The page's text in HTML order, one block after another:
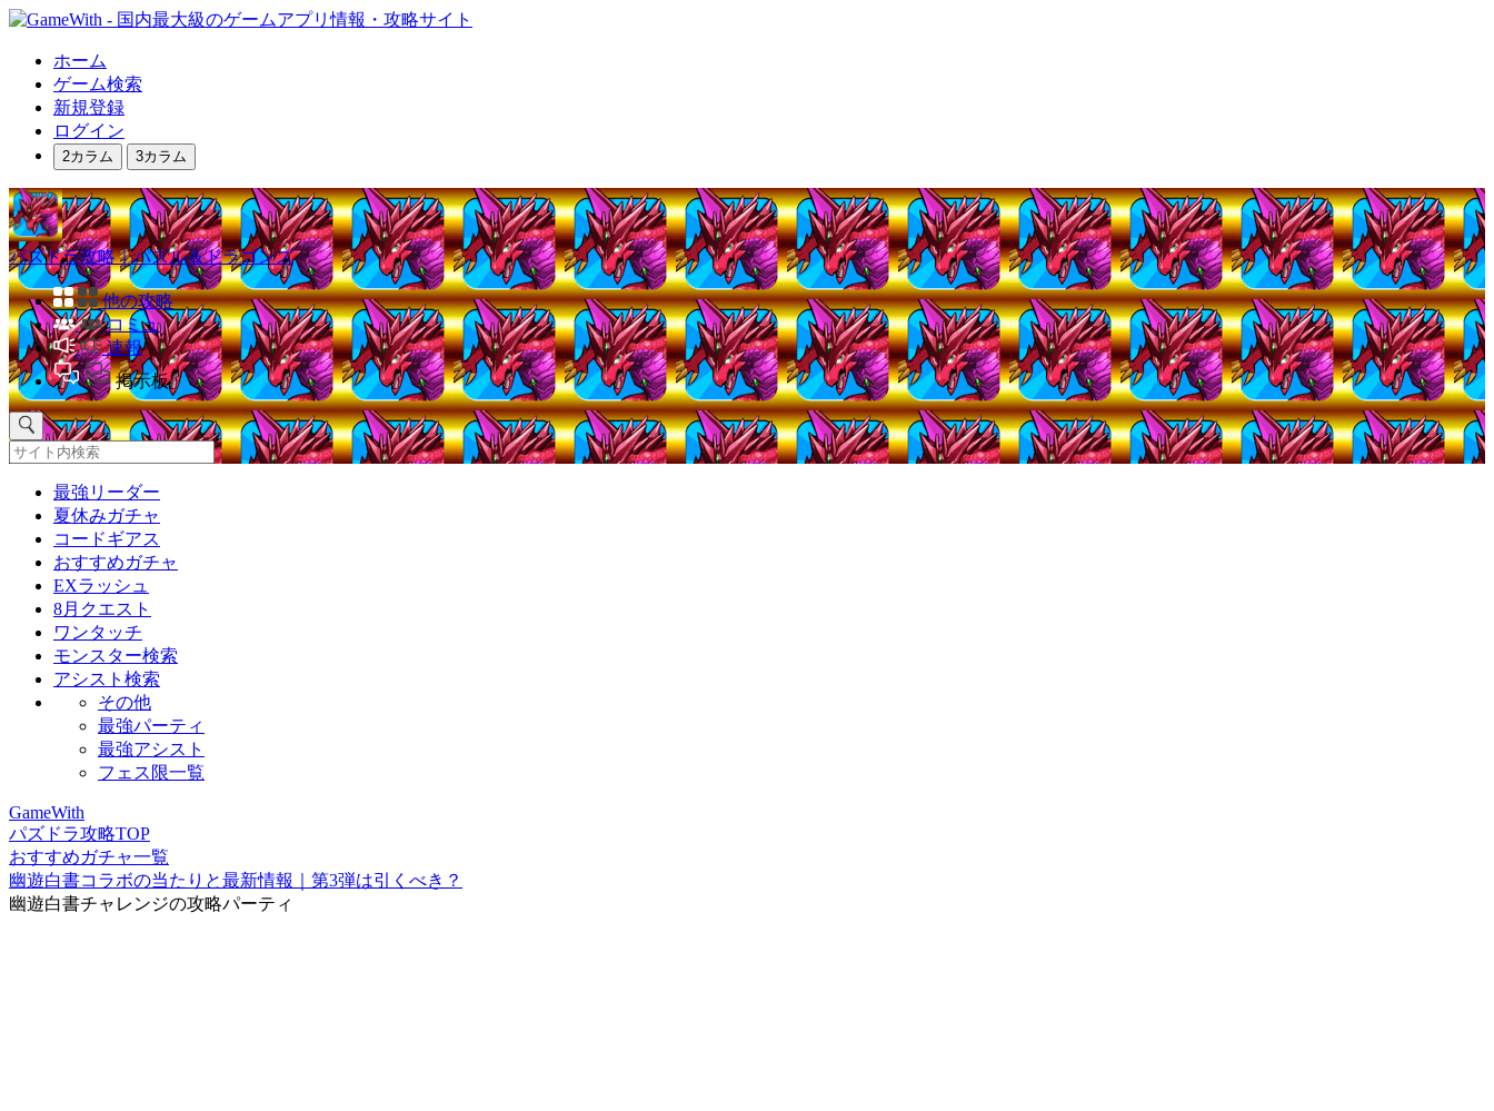
ホーム
ゲーム検索
新規登録
ログイン
2カラム 3カラム
パズドラ攻略｜パズル＆ドラゴンズ
他の攻略
コミュ
速報
掲示板
最強リーダー
夏休みガチャ
コードギアス
おすすめガチャ
EXラッシュ
8月クエスト
ワンタッチ
モンスター検索
アシスト検索
その他
最強パーティ
最強アシスト
フェス限一覧
GameWith
パズドラ攻略TOP
おすすめガチャ一覧
幽遊白書コラボの当たりと最新情報｜第3弾は引くべき？
幽遊白書チャレンジの攻略パーティ